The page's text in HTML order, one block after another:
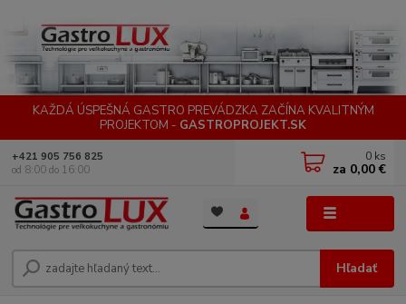
KAŽDÁ ÚSPEŠNÁ GASTRO PREVÁDZKA ZAČÍNA KVALITNÝM
PROJEKTOM - GASTROPROJEKT.SK
Hľadať
+421 905 756 825
od 8:00 do 16:00
0 ks
za 0,00 €